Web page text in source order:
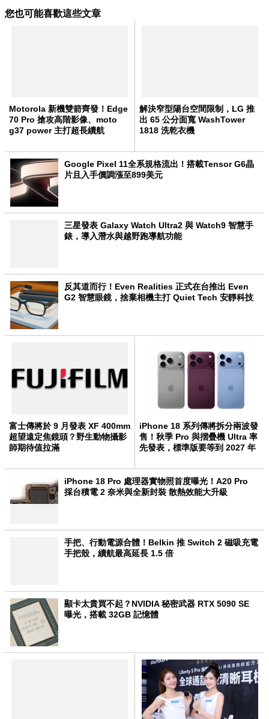
您也可能喜歡這些文章
Motorola 新機雙箭齊發！Edge
70 Pro 搶攻高階影像、moto
g37 power 主打超長續航
解決窄型陽台空間限制，LG 推
出 65 公分面寬 WashTower
1818 洗乾衣機
Google Pixel 11全系規格流出！搭載Tensor G6晶
片且入手價調漲至899美元
三星發表 Galaxy Watch Ultra2 與 Watch9 智慧手
錶，導入潛水與越野跑導航功能
反其道而行！Even Realities 正式在台推出 Even
G2 智慧眼鏡，捨棄相機主打 Quiet Tech 安靜科技
富士傳將於 9 月發表 XF 400mm
超望遠定焦鏡頭？野生動物攝影
師期待值拉滿
iPhone 18 系列傳將拆分兩波發
售！秋季 Pro 與摺疊機 Ultra 率
先發表，標準版要等到 2027 年
iPhone 18 Pro 處理器實物照首度曝光！A20 Pro
採台積電 2 奈米與全新封裝 散熱效能大升級
手把、行動電源合體！Belkin 推 Switch 2 磁吸充電
手把殼，續航最高延長 1.5 倍
顯卡太貴買不起？NVIDIA 秘密武器 RTX 5090 SE
曝光，搭載 32GB 記憶體